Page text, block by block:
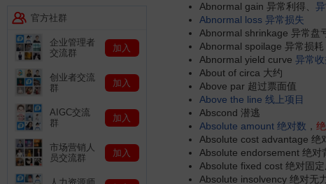
Abnormal gain 异常利得、
Abnormal loss 异常损失
Abnormal shrinkage 异常盘
Abnormal spoilage 异常损耗
Abnormal yield curve 异常
About of circa 大约
Above par 超过票面值
Above the line 线上项目
Abscond 潜逃
Absolute amount 绝对数 ，
Absolute cost advantage 绝
Absolute endorsement 绝对
Absolute fixed cost 绝对固定
Absolute insolvency 绝对无
官方社群
企业管理者
交流群
加入
创业者交流
群
加入
AIGC交流
群
加入
市场营销人
员交流群
加入